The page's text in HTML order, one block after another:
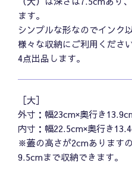
ます。
シンプルな形なのでインク
様々な収納にご利用ください
4点出品します。
［大］
外寸：幅23cm×奥行き
内寸：幅22.5cm×奥行き
※蓋の高さが2cmあります
9.5cmまで収納できます。